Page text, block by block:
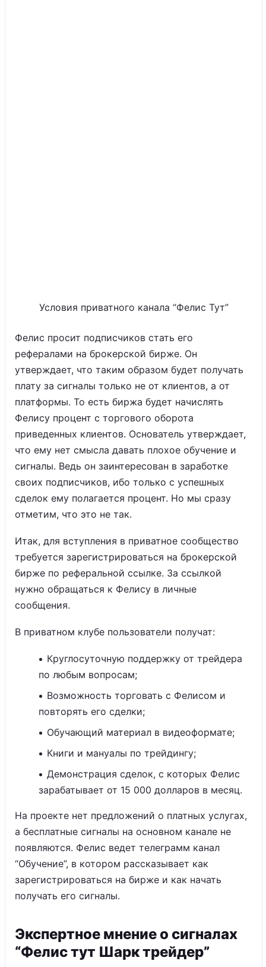
Условия приватного канала “Фелис Тут”
Фелис просит подписчиков стать его
рефералами на брокерской бирже. Он
утверждает, что таким образом будет получать
плату за сигналы только не от клиентов, а от
платформы. То есть биржа будет начислять
Фелису процент с торгового оборота
приведенных клиентов. Основатель утверждает,
что ему нет смысла давать плохое обучение и
сигналы. Ведь он заинтересован в заработке
своих подписчиков, ибо только с успешных
сделок ему полагается процент. Но мы сразу
отметим, что это не так.
Итак, для вступления в приватное сообщество
требуется зарегистрироваться на брокерской
бирже по реферальной ссылке. За ссылкой
нужно обращаться к Фелису в личные
сообщения.
В приватном клубе пользователи получат:
Круглосуточную поддержку от трейдера
по любым вопросам;
Возможность торговать с Фелисом и
повторять его сделки;
Обучающий материал в видеоформате;
Книги и мануалы по трейдингу;
Демонстрация сделок, с которых Фелис
зарабатывает от 15 000 долларов в месяц.
На проекте нет предложений о платных услугах,
а бесплатные сигналы на основном канале не
появляются. Фелис ведет телеграмм канал
“Обучение”, в котором рассказывает как
зарегистрироваться на бирже и как начать
получать его сигналы.
Экспертное мнение о сигналах
“Фелис тут Шарк трейдер”